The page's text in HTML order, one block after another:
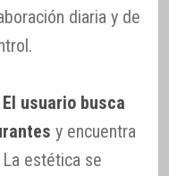
diaria y de
El usuario busca
y encuentra
estética se